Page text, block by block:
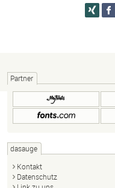
Partner
dasauge
Kontakt
Datenschutz